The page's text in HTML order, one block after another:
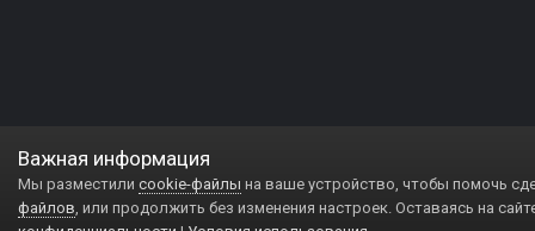
Важная информация
Мы разместили cookie-файлы на ваше устройство, чтобы помочь
файлов, или продолжить без изменения настроек. Оставаясь на